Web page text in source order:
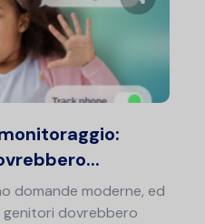
domande moderne, ed
genitori dovrebbero